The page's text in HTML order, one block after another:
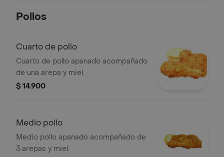
Pollos
Cuarto de pollo
Cuarto de pollo apanado acompañado
de una arepa y miel.
$ 14.900
Medio pollo
Medio pollo apanado acompañado de
3 arepas y miel.